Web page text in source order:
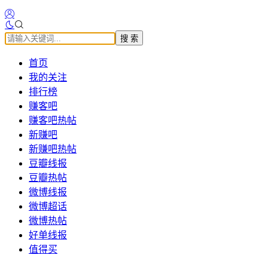
搜 索
首页
我的关注
排行榜
赚客吧
赚客吧热帖
新赚吧
新赚吧热帖
豆瓣线报
豆瓣热帖
微博线报
微博超话
微博热帖
好单线报
值得买